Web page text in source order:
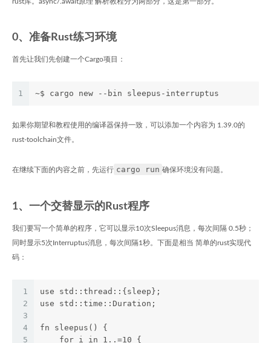
0、准备Rust练习环境
首先让我们先创建一个Cargo项目：
1 ~$ cargo new --bin sleepus-interruptus
如果你期望和教程使用的编译器保持一致，可以添加一个内容为 1.39.0的
rust-toolchain文件。
在继续下面的内容之前，先运行 cargo run 确保环境没有问题。
1、一个交替显示的Rust程序
我们要写一个简单的程序，它可以显示10次Sleepus消息，每次间隔 0.5秒；
同时显示5次Interruptus消息，每次间隔1秒。下面是相当 简单的rust实现代
码：
1
2
3
4
5
use std::thread::{sleep};
use std::time::Duration;
fn sleepus() {
    for i in 1..=10 {